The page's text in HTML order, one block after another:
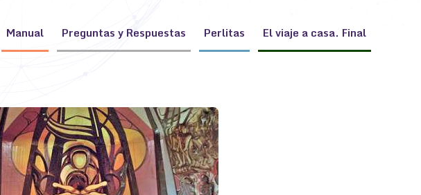
Manual Preguntas y Respuestas Perlitas El viaje a casa. Final